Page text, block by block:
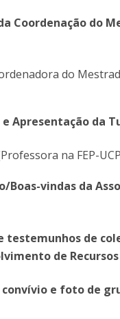
Coordenação do
do
e Apresentação da
na FEP-
Boas-vindas da
testemunhos de
de
e foto de